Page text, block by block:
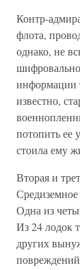
Контр-
флота,
однако, не
информации
известно,
потопить ее
стоила ему
Вторая и
Одна из
Из 24 лодок
других